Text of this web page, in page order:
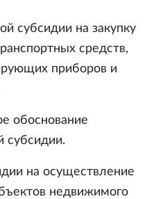
субсидии на закупку
средств,
приборов и
обоснование
субсидии.
на осуществление
недвижимого